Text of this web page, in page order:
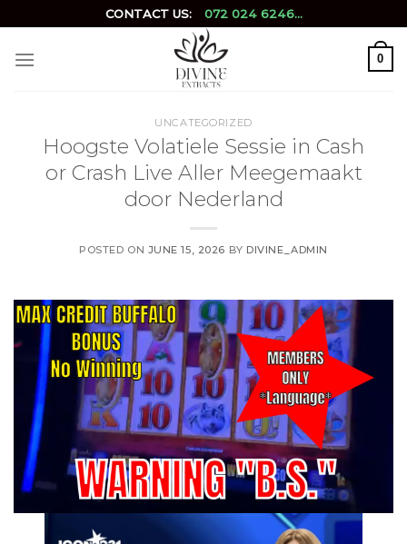
to
content
CONTACT US: 072 024 6246...
0
UNCATEGORIZED
Hoogste Volatiele Sessie in Cash
or Crash Live Aller Meegemaakt
door Nederland
POSTED ON JUNE 15, 2026 BY DIVINE_ADMIN